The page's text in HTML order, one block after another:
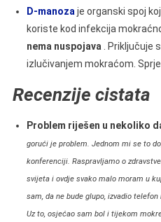
D-manoza je organski spoj
koriste kod infekcija
nema nuspojava . Priključuje
izlučivanjem mokraćom.
Recenzije cistata
Problem riješen u nekoliko
gorući je problem. Jednom mi se to
konferenciji. Raspravljamo o
svijeta i ovdje svako malo moram u
sam, da ne bude glupo, izvadio
Uz to, osjećao sam bol i tijekom